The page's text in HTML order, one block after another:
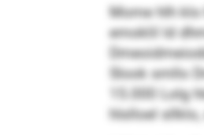
Mome hlh
emoklil ld
Slook smllo
15.000 Lolg
hlslloel sllklo,